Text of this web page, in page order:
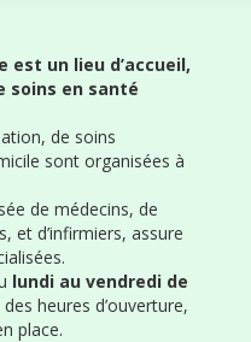
est un lieu d’accueil,
soins en santé
de soins
sont organisées à
de médecins, de
et d’infirmiers, assure
lundi au vendredi de
heures d’ouverture,
place.